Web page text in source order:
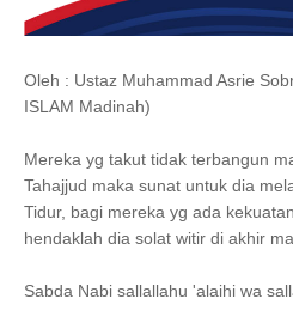
Oleh : Ustaz Muhammad Asrie
ISLAM Madinah)
Mereka yg takut tidak terbangun
Tahajjud maka sunat untuk dia
Tidur, bagi mereka yg ada
hendaklah dia solat witir di akhir
Sabda Nabi sallallahu 'alaihi wa